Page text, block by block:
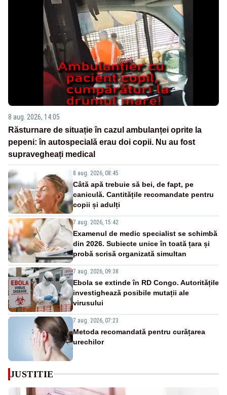
8 aug. 2026, 14:05
Răsturnare de situație în cazul ambulanței oprite la
pepeni: în autospecială erau doi copii. Nu au fost
supravegheați medical
8 aug. 2026, 08:45
Câtă apă trebuie să bei, de fapt, pe
caniculă. Cantitățile recomandate pentru
copii și adulți
7 aug. 2026, 15:42
Examenul de medic specialist se schimbă
din 2026. Subiecte unice în toată țara și
probă scrisă organizată simultan
7 aug. 2026, 09:38
Ebola se extinde în RD Congo. Autoritățile
investighează posibile mutații ale
virusului
7 aug. 2026, 07:23
Metoda recomandată pentru curățarea
urechilor
JUSTITIE